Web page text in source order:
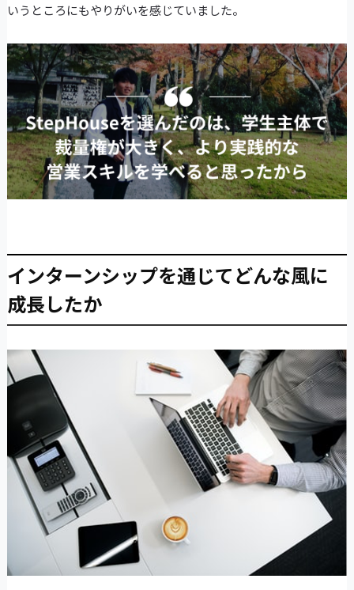
いうところにもやりがいを感じていました。
インターンシップを通じてどんな風に
成長したか